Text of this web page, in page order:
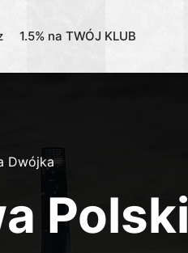
1.5% na TWÓJ KLUB
Dwójka
Polski